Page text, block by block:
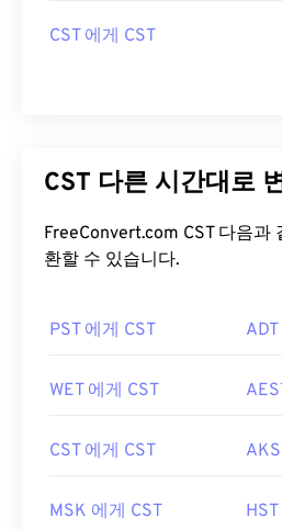
CST 에게 CST
CST 다른 시간대로
FreeConvert.com CST 다음과
환할 수 있습니다.
PST 에게 CST
WET 에게 CST
CST 에게 CST
MSK 에게 CST